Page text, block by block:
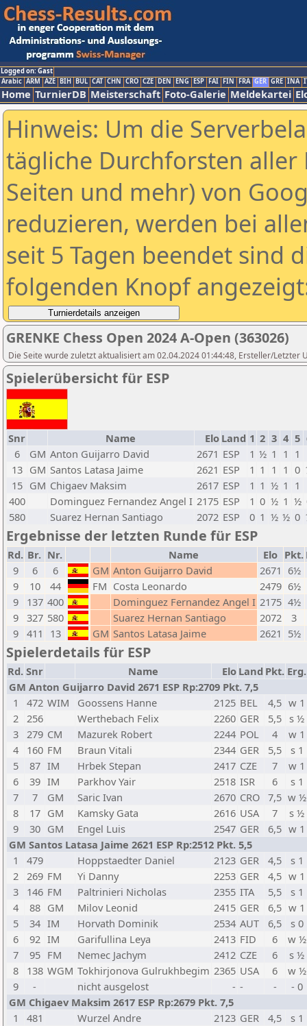
Logged on: Gast
Arabic ARM AZE BIH BUL CAT CHN CRO CZE DEN ENG ESP FAI FIN FRA GER GRE INA
Home TurnierDB Meisterschaft Foto-Galerie Meldekartei
Hinweis: Um die
tägliche Durchforsten aller
Seiten und mehr) von
reduzieren, werden bei
seit 5 Tagen beendet sind
folgenden Knopf
GRENKE Chess Open 2024 A-Open (363026)
Die Seite wurde zuletzt aktualisiert am 02.04.2024 01:44:48, Ersteller/Letzter
Spielerübersicht für ESP
Snr Name Elo Land 1 2 3 4 5
6
GM Anton Guijarro David 2671 ESP 1 ½ 1 1 1
13 GM Santos Latasa Jaime 2621 ESP 1 1 1 1 0
15 GM Chigaev Maksim 2617 ESP 1 1 ½ 1 1
400
Dominguez Fernandez Angel I 2175 ESP 1 0 ½ 1 ½
580
Suarez Hernan Santiago 2072 ESP 0 1 ½ ½ 0
Ergebnisse der letzten Runde für ESP
Rd. Br. Nr. Name Elo Pkt.
9
6 6 GM Anton Guijarro David 2671 6½
9
10 44 FM Costa Leonardo 2479 6½
9
137 400 Dominguez Fernandez Angel I 2175 4½
9 327 580 Suarez Hernan Santiago 2072
3
9 411 13 GM Santos Latasa Jaime 2621 5½
Spielerdetails für ESP
Rd. Snr Name Elo Land Pkt. Erg.
GM Anton Guijarro David 2671 ESP Rp:2709 Pkt. 7,5
1
472 WIM Goossens Hanne 2125 BEL 4,5 w 1
2 256 Werthebach Felix 2260 GER 5,5 s ½
3 279 CM Mazurek Robert 2244 POL 4
w 1
4
160 FM Braun Vitali 2344 GER 5,5
s 1
5
87 IM Hrbek Stepan 2417 CZE 7
w 1
6
39 IM Parkhov Yair 2518 ISR 6
s 1
7
7 GM Saric Ivan 2670 CRO 7,5 w ½
8
17 GM Kamsky Gata 2616 USA 7
s ½
9
30 GM Engel Luis 2547 GER 6,5 w 1
GM Santos Latasa Jaime 2621 ESP Rp:2512 Pkt. 5,5
1
479 Hoppstaedter Daniel 2123 GER 4,5
s 1
2 269 FM Yi Danny 2253 GER 4,5 w 1
3
146 FM Paltrinieri Nicholas 2355 ITA 5,5
s 1
4
88 GM Milov Leonid 2415 GER 6,5 w 1
5
34 IM Horvath Dominik 2534 AUT 6,5
s 0
6
92 IM Garifullina Leya 2413 FID 6
w ½
7
95 FM Nemec Jachym 2412 CZE 6
s ½
8
138 WGM Tokhirjonova Gulrukhbegim 2365 USA 6
w ½
9
- nicht ausgelost - - -
- 0
GM Chigaev Maksim 2617 ESP Rp:2679 Pkt. 7,5
1
481 Wurzel Andre 2123 GER 4,5
s 1